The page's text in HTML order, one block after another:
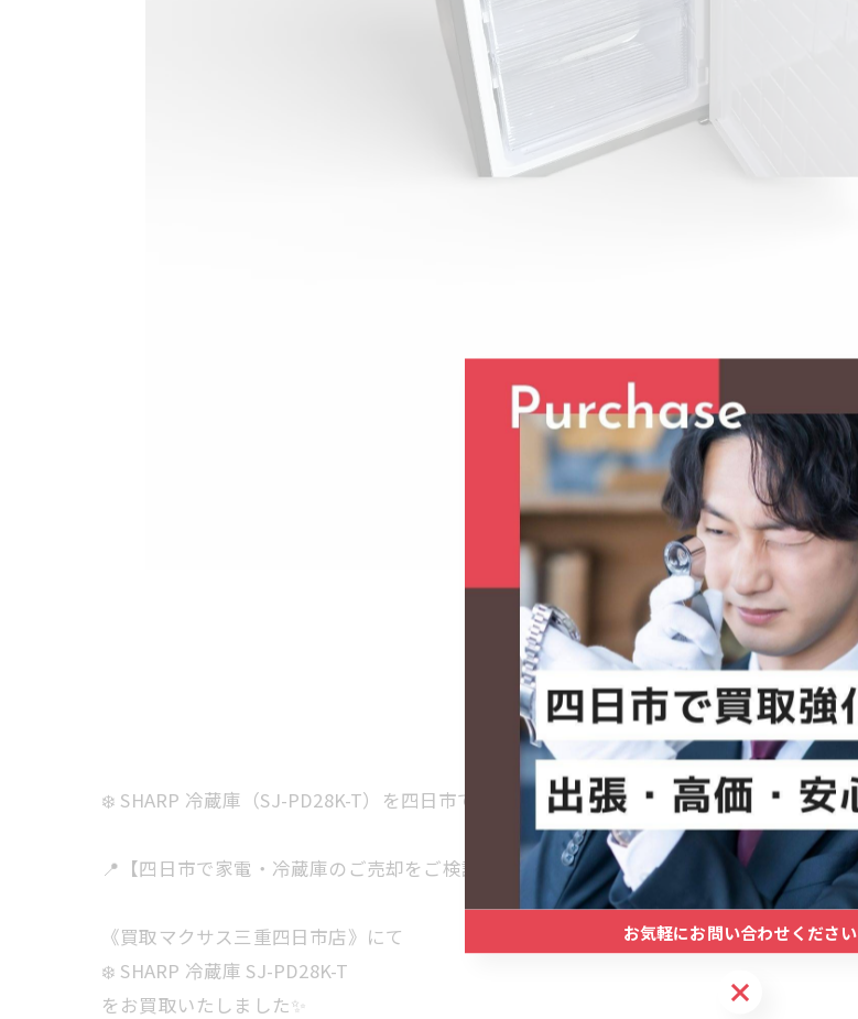
❄️ SHARP 冷蔵庫（SJ-PD28K-T）を四日市で買取✨
📍【四日市で家電・冷蔵庫のご売却をご検討の方へ】
《買取マクサス三重四日市店》にて
❄️ SHARP 冷蔵庫 SJ-PD28K-T
をお買取いたしました✨
お気軽にお問い合わせください
お気軽にお問い合わせください